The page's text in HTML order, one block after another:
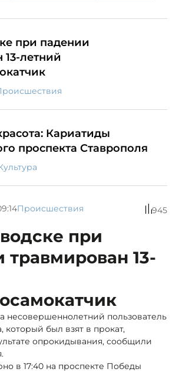
при падении
13-летний
Кариатиды
проспекта Ставрополя
Происшествия 945
при
травмирован 13-
несовершеннолетний пользователь
который был взят в прокат,
опрокидывания, сообщили
в 17:40 на проспекте Победы